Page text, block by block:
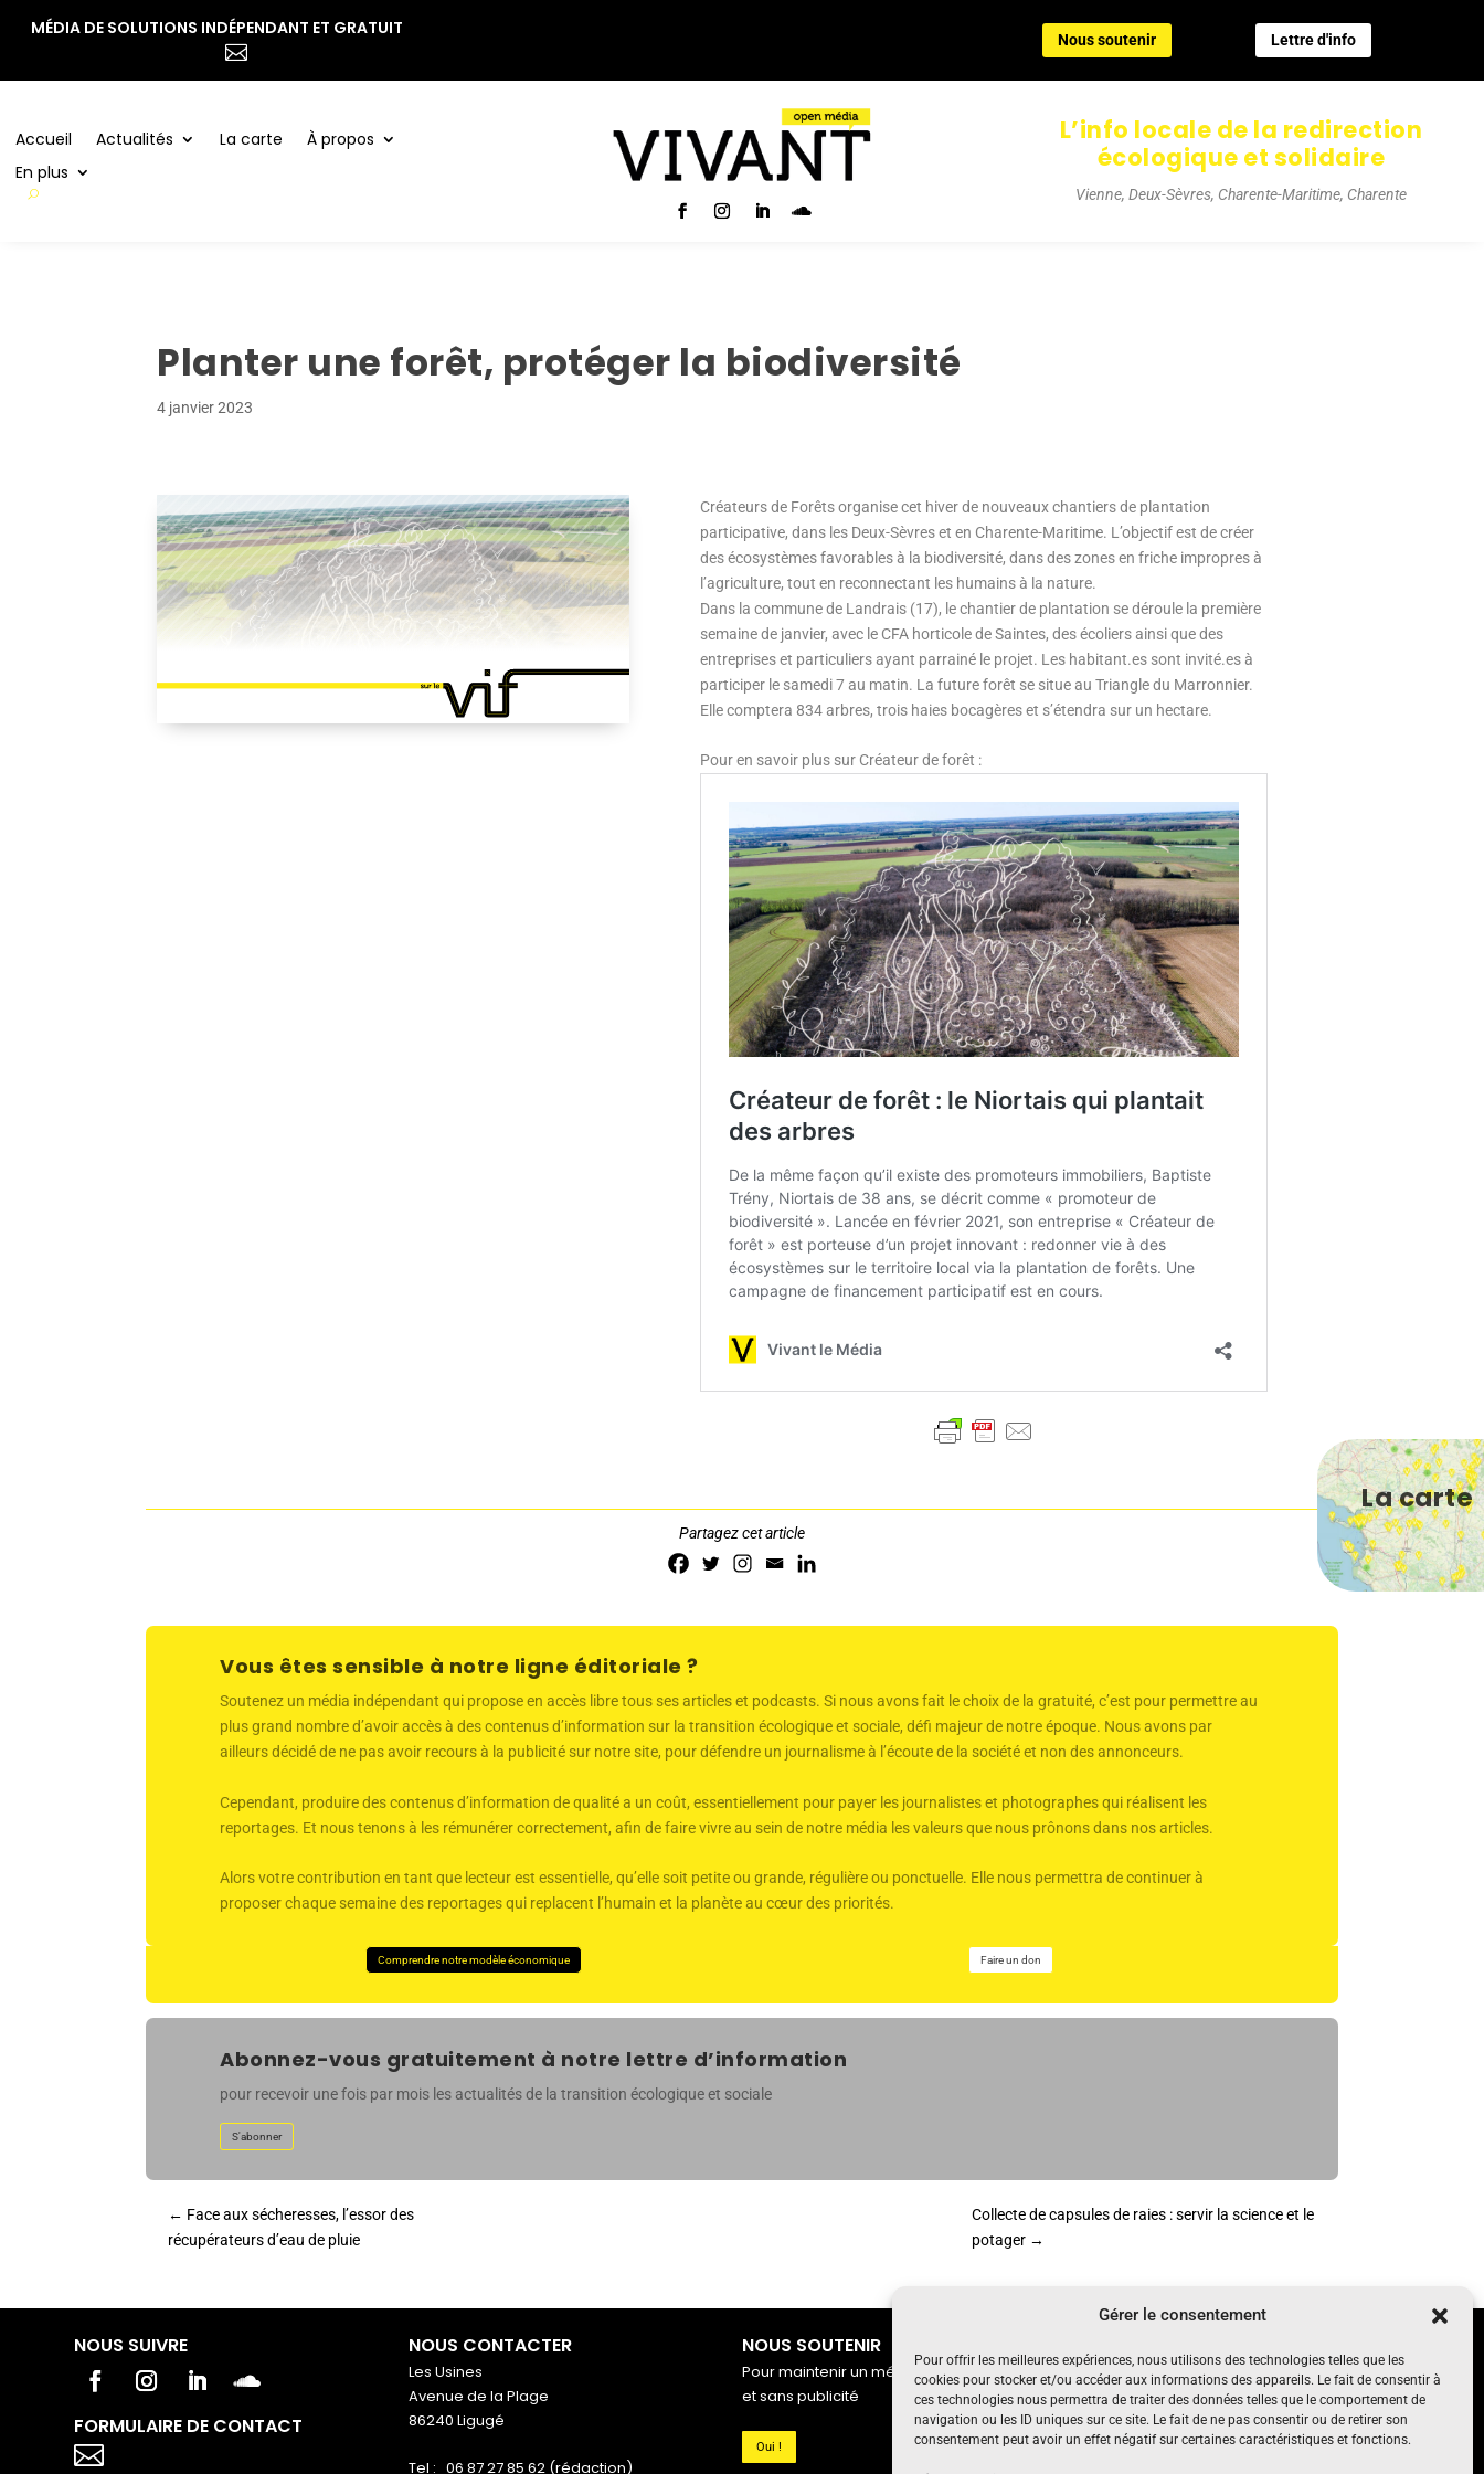
Gérer le consentement
Pour offrir les meilleures expériences, nous utilisons des technologies telles que les
cookies pour stocker et/ou accéder aux informations des appareils. Le fait de consentir à
ces technologies nous permettra de traiter des données telles que le comportement de
navigation ou les ID uniques sur ce site. Le fait de ne pas consentir ou de retirer son
consentement peut avoir un effet négatif sur certaines caractéristiques et fonctions.
MÉDIA DE SOLUTIONS INDÉPENDANT ET GRATUIT

Nous soutenir Lettre d'info
Accueil Actualités La carte
À propos
En plus
La carte
L’info locale de la redirection
écologique et solidaire
Vienne, Deux-Sèvres, Charente-Maritime, Charente
Accueil Actualités La carte
À propos
Nous soutenir Lettre d'info
Planter une forêt, protéger la biodiversité
4 janvier 2023
Créateurs de Forêts organise cet hiver de nouveaux chantiers de plantation
participative, dans les Deux-Sèvres et en Charente-Maritime. L’objectif est de créer
des écosystèmes favorables à la biodiversité, dans des zones en friche impropres à
l’agriculture, tout en reconnectant les humains à la nature.
Dans la commune de Landrais (17), le chantier de plantation se déroule la première
semaine de janvier, avec le CFA horticole de Saintes, des écoliers ainsi que des
entreprises et particuliers ayant parrainé le projet. Les habitant.es sont invité.es à
participer le samedi 7 au matin. La future forêt se situe au Triangle du Marronnier.
Elle comptera 834 arbres, trois haies bocagères et s’étendra sur un hectare.
Pour en savoir plus sur Créateur de forêt :
Partagez cet article
Vous êtes sensible à notre ligne éditoriale ?
Soutenez un média indépendant qui propose en accès libre tous ses articles et podcasts. Si nous avons fait le choix de la gratuité, c’est pour permettre au
plus grand nombre d’avoir accès à des contenus d’information sur la transition écologique et sociale, défi majeur de notre époque. Nous avons par
ailleurs décidé de ne pas avoir recours à la publicité sur notre site, pour défendre un journalisme à l’écoute de la société et non des annonceurs.
Cependant, produire des contenus d’information de qualité a un coût, essentiellement pour payer les journalistes et photographes qui réalisent les
reportages. Et nous tenons à les rémunérer correctement, afin de faire vivre au sein de notre média les valeurs que nous prônons dans nos articles.
Alors votre contribution en tant que lecteur est essentielle, qu’elle soit petite ou grande, régulière ou ponctuelle. Elle nous permettra de continuer à
proposer chaque semaine des reportages qui replacent l’humain et la planète au cœur des priorités.
Comprendre notre modèle économique Faire un don
Abonnez-vous gratuitement à notre lettre d’information
pour recevoir une fois par mois les actualités de la transition écologique et sociale
S'abonner
← Face aux sécheresses, l’essor des
récupérateurs d’eau de pluie
Collecte de capsules de raies : servir la science et le
potager→
NOUS SUIVRE
FORMULAIRE DE CONTACT

NOUS CONTACTER
Les Usines
Avenue de la Plage
86240 Ligugé
Tel : 06 87 27 85 62 (rédaction)
NOUS SOUTENIR
Pour maintenir un média indépendant, gratuit
et sans publicité
Oui !